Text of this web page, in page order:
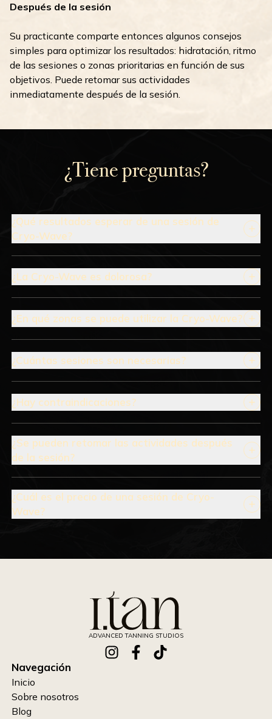
Después de la sesión
Su practicante comparte entonces algunos consejos
simples para optimizar los resultados: hidratación, ritmo
de las sesiones o zonas prioritarias en función de sus
objetivos. Puede retomar sus actividades
inmediatamente después de la sesión.
¿Tiene preguntas?
¿Qué resultados esperar de una sesión de
Cryo-Wave?
¿La Cryo-Wave es dolorosa?
¿En qué zonas se puede utilizar la Cryo-Wave?
¿Cuántas sesiones son necesarias?
¿Hay contraindicaciones?
¿Se pueden retomar las actividades después
de la sesión?
¿Cuál es el precio de una sesión de Cryo-
Wave?
ADVANCED TANNING STUDIOS
Navegación
Inicio
Sobre nosotros
Blog